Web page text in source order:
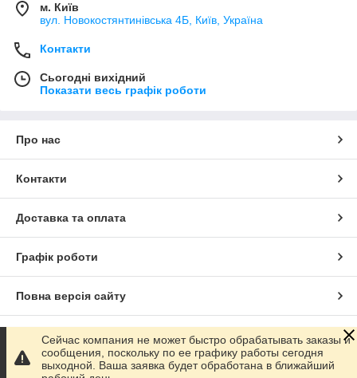
м. Київ
вул. Новокостянтинівська 4Б, Київ, Україна
Контакти
Сьогодні вихідний
Показати весь графік роботи
Про нас
Контакти
Доставка та оплата
Графік роботи
Повна версія сайту
Сайт створено на маркетплейсі Prom.ua
Політика конфіденційності
Сейчас компания не может быстро обрабатывать заказы и
сообщения, поскольку по ее графику работы сегодня
выходной. Ваша заявка будет обработана в ближайший